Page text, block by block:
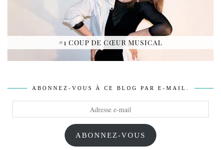
#1 COUP DE CŒUR MUSICAL
ABONNEZ-VOUS À CE BLOG PAR E-MAIL.
ABONNEZ-VOUS